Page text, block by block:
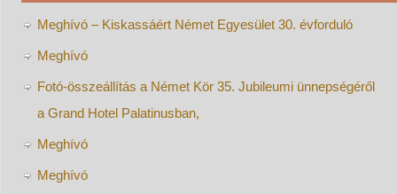
Meghívó – Kiskassáért Német Egyesület 30. évforduló
Meghívó
Fotó-összeállítás a Német Kör 35. Jubileumi ünnepségéről
a Grand Hotel Palatinusban,
Meghívó
Meghívó